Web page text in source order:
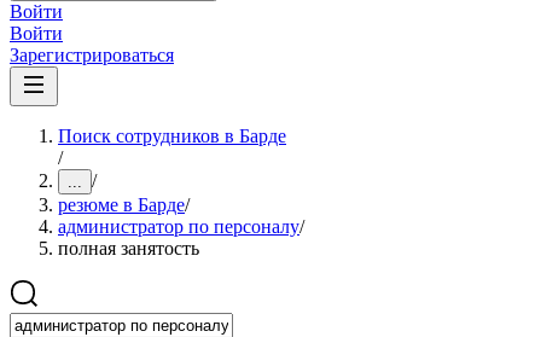
Войти
Войти
Зарегистрироваться
Поиск сотрудников в Барде
/
... /
резюме в Барде/
администратор по персоналу/
полная занятость